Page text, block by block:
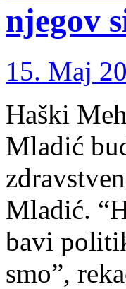
njegov
15. Maj
Haški
Mladić
Mladić.
bavi
smo”,